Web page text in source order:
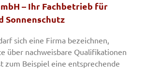
– Ihr Fachbetrieb für
Sonnenschutz
sich eine Firma bezeichnen,
über nachweisbare Qualifikationen
zum Beispiel eine entsprechende